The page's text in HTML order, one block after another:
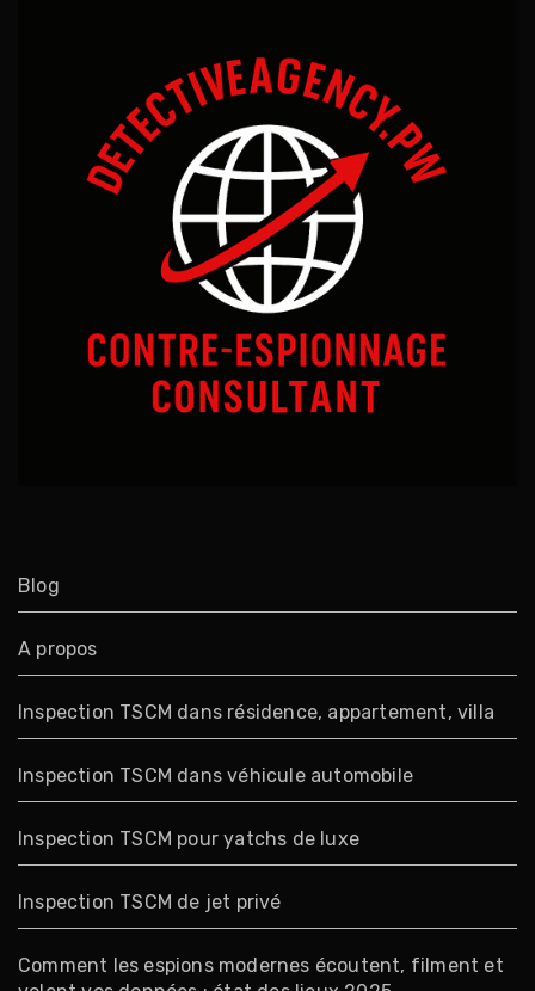
Blog
A propos
Inspection TSCM dans résidence, appartement, villa
Inspection TSCM dans véhicule automobile
Inspection TSCM pour yatchs de luxe
Inspection TSCM de jet privé
Comment les espions modernes écoutent, filment et